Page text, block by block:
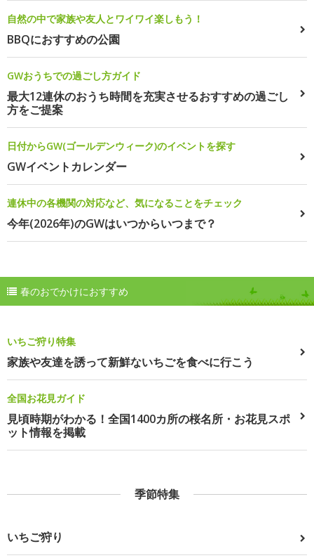
自然の中で家族や友人とワイワイ楽しもう！
BBQにおすすめの公園
GWおうちでの過ごし方ガイド
最大12連休のおうち時間を充実させるおすすめの過ごし
方をご提案
日付からGW(ゴールデンウィーク)のイベントを探す
GWイベントカレンダー
連休中の各機関の対応など、気になることをチェック
今年(2026年)のGWはいつからいつまで？
春のおでかけにおすすめ
いちご狩り特集
家族や友達を誘って新鮮ないちごを食べに行こう
全国お花見ガイド
見頃時期がわかる！全国1400カ所の桜名所・お花見スポ
ット情報を掲載
季節特集
いちご狩り